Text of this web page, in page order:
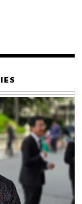
23 คน โดยเข้า
านคุ้มครองจังหวัด
งหวัดเชียงราย 4
บ้านด้านเมียนมา
รองตามขั้นตอนทั้ง
มปลอดภัยของ
ต้การดูแลของเจ้า
าชมนู และหน่วย
ย่างใกล้ชิด